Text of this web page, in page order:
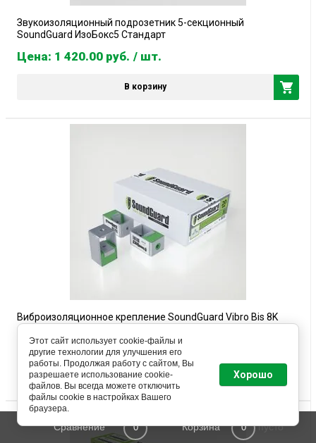
Звукоизоляционный подрозетник 5-секционный
SoundGuard ИзоБокс5 Стандарт
Цена: 1 420.00 руб. / шт.
В корзину
Виброизоляционное крепление SoundGuard Vibro Bis 8K
Цена: 504.00руб. / шт.
В корзину
Корзина 0 пусто
Сравнение 0
Этот сайт использует cookie-файлы и
другие технологии для улучшения его
работы. Продолжая работу с сайтом, Вы
разрешаете использование cookie-
файлов. Вы всегда можете отключить
файлы cookie в настройках Вашего
браузера.
Хорошо